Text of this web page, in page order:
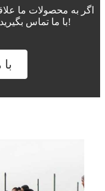
اگر به محصولات ما
با ما تماس بگیرید.شما همیشه به گرمی خوش آمدید!